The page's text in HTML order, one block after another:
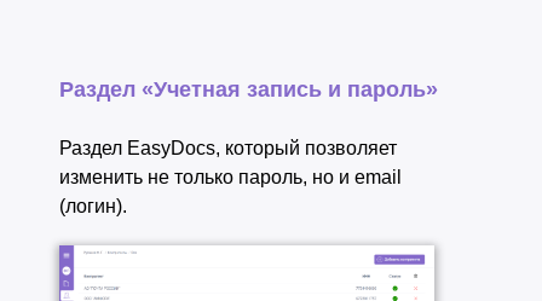
Раздел «Учетная запись и пароль»
Раздел EasyDocs, который позволяет
изменить не только пароль, но и email
(логин).